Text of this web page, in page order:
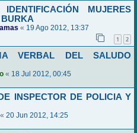
MUJERES
BURKA
« 19 Ago 2012, 13:37
1 2
VERBAL DEL SALUDO
« 18 Jul 2012, 00:45
INSPECTOR DE POLICIA Y
20 Jun 2012, 14:25